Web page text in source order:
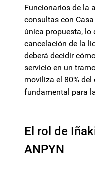
Funcionarios de la
consultas con
única propuesta, lo
cancelación de la
deberá decidir
servicio en un
moviliza el 80%
fundamental para
El rol de
ANPYN